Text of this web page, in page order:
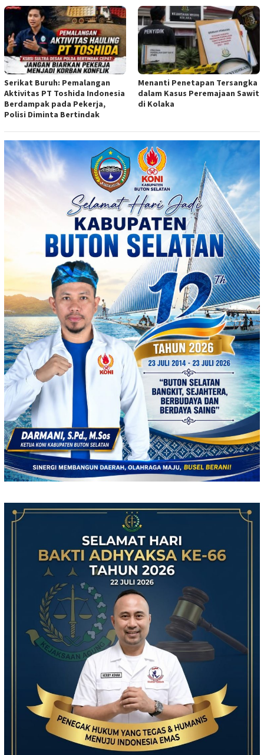
Serikat Buruh: Pemalangan
Aktivitas PT Toshida Indonesia
Berdampak pada Pekerja,
Polisi Diminta Bertindak
Menanti Penetapan Tersangka
dalam Kasus Peremajaan Sawit
di Kolaka